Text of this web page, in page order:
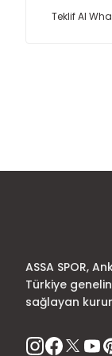
Teklif Al
Ürün
ASSA SPOR,
Türkiye
sağlayan